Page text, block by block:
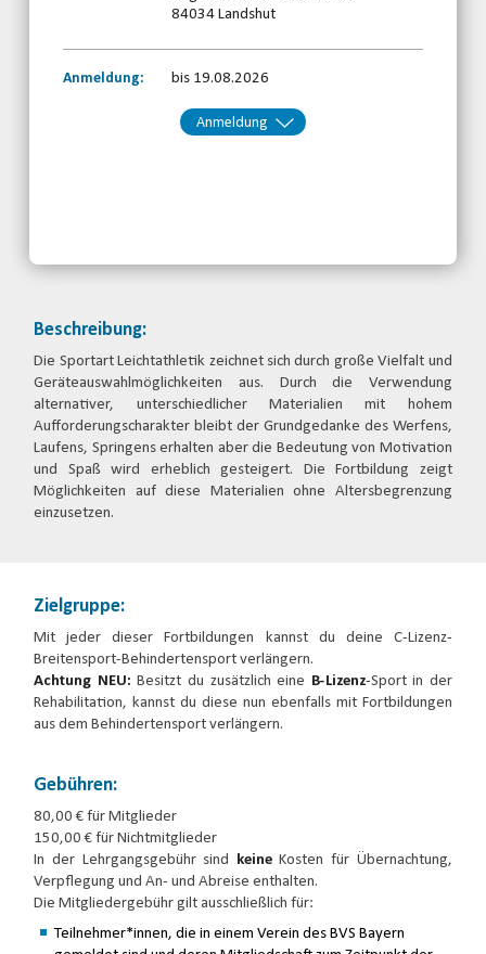
84034 Landshut
Anmeldung: bis 19.08.2026
Anmeldung
Beschreibung:
Die Sportart Leichtathletik zeichnet sich durch große Vielfalt und
Geräteauswahlmöglichkeiten aus. Durch die Verwendung
alternativer, unterschiedlicher Materialien mit hohem
Aufforderungscharakter bleibt der Grundgedanke des Werfens,
Laufens, Springens erhalten aber die Bedeutung von Motivation
und Spaß wird erheblich gesteigert. Die Fortbildung zeigt
Möglichkeiten auf diese Materialien ohne Altersbegrenzung
einzusetzen.
Zielgruppe:
Mit jeder dieser Fortbildungen kannst du deine C-Lizenz-
Breitensport-Behindertensport verlängern.
Achtung NEU: Besitzt du zusätzlich eine B-Lizenz-Sport in der
Rehabilitation, kannst du diese nun ebenfalls mit Fortbildungen
aus dem Behindertensport verlängern.
Gebühren:
80,00 € für Mitglieder
150,00 € für Nichtmitglieder
In der Lehrgangsgebühr sind
keineKosten für Übernachtung,
Verpflegung und An- und Abreise enthalten.
Die Mitgliedergebühr gilt ausschließlich für:
Teilnehmer*innen, die in einem Verein des BVS Bayern